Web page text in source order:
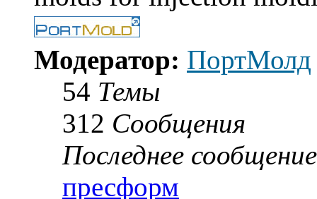
Модератор: ПортМолд
54 Темы
312 Сообщения
Последнее сообщение
пресформ